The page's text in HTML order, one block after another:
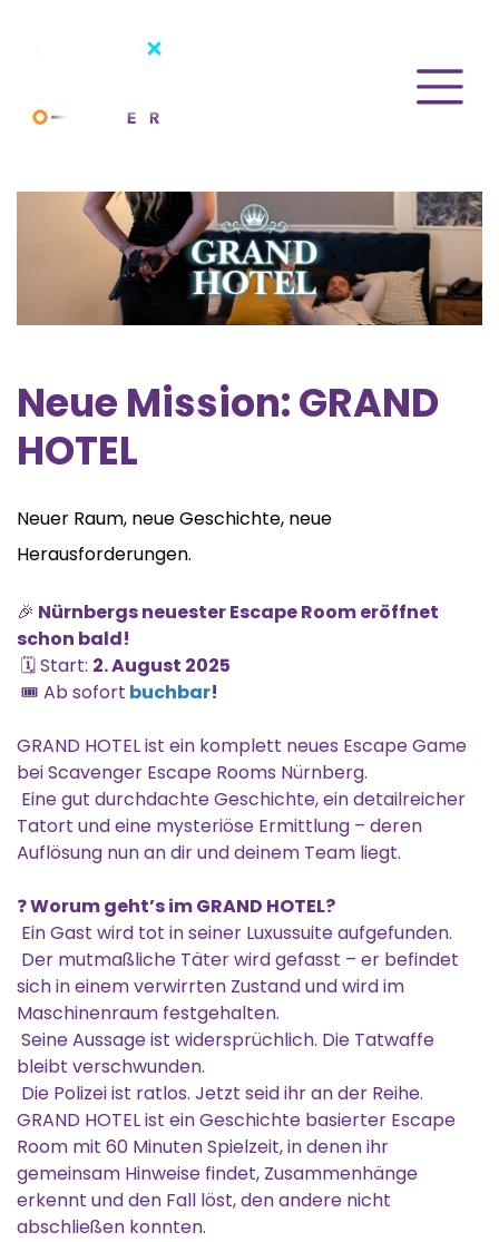
Neue Mission: GRAND
HOTEL
Neuer Raum, neue Geschichte, neue
Herausforderungen.
🎉 Nürnbergs neuester Escape Room eröffnet
schon bald!
🗓️ Start: 2. August 2025
🎟️ Ab sofort buchbar!
GRAND HOTEL ist ein komplett neues Escape Game
bei Scavenger Escape Rooms Nürnberg.
Eine gut durchdachte Geschichte, ein detailreicher
Tatort und eine mysteriöse Ermittlung – deren
Auflösung nun an dir und deinem Team liegt.
❓Worum geht’s im GRAND HOTEL?
Ein Gast wird tot in seiner Luxussuite aufgefunden.
Der mutmaßliche Täter wird gefasst – er befindet
sich in einem verwirrten Zustand und wird im
Maschinenraum festgehalten.
Seine Aussage ist widersprüchlich. Die Tatwaffe
bleibt verschwunden.
Die Polizei ist ratlos. Jetzt seid ihr an der Reihe.
GRAND HOTEL ist ein Geschichte basierter Escape
Room mit 60 Minuten Spielzeit, in denen ihr
gemeinsam Hinweise findet, Zusammenhänge
erkennt und den Fall löst, den andere nicht
abschließen konnten.